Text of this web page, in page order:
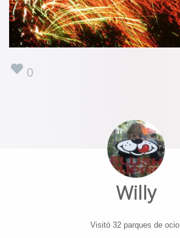
0
Willy
Visitó 32 parques de ocio.